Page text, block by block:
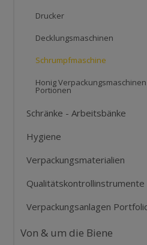
Drucker
Decklungsmaschinen
Schrumpfmaschine
Honig
Portionen
Schränke - Arbeitsbänke
Hygiene
Verpackungsmaterialien
Qualitätskontrollinstrumente
Verpackungsanlagen
Von & um die Biene